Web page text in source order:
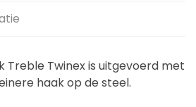
Treble Twinex is uitgevoerd met
haak op de steel.